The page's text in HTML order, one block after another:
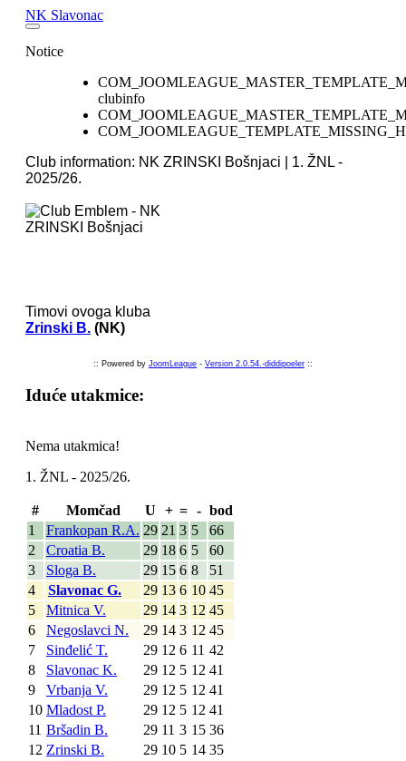
NK Slavonac
Pioniri
Mlađi pioniri
Limači
Veterani
Notice
clubinfo
Club information: NK ZRINSKI Bošnjaci | 1. ŽNL -
2025/26.
Timovi ovoga kluba
Zrinski B. (NK)
:: Powered by JoomLeague - Version 2.0.54.-diddipoeler ::
Iduće utakmice:
Nema utakmica!
1. ŽNL - 2025/26.
# Momčad U + = - bod
1
Frankopan R.A. 29 21 3 5
66
2
Croatia B. 29 18 6 5
60
3
Sloga B. 29 15 6 8
51
4
Slavonac G. 29 13 6 10 45
5
Mitnica V. 29 14 3 12 45
6
Negoslavci N. 29 14 3 12 45
7
Sinđelić T. 29 12 6 11 42
8
Slavonac K. 29 12 5 12 41
9
Vrbanja V. 29 12 5 12 41
10 Mladost P. 29 12 5 12 41
11 Bršadin B. 29 11 3 15 36
12 Zrinski B. 29 10 5 14 35